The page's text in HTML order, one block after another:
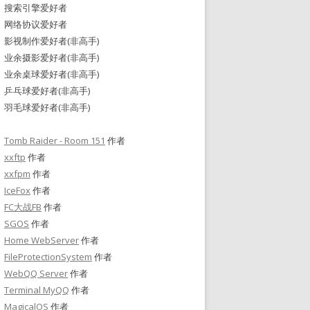
搜索引擎爱好者
网络协议爱好者
影视制作爱好者(非高手)
业余摄影爱好者(非高手)
业余桌球爱好者(非高手)
乒乓球爱好者(非高手)
羽毛球爱好者(非高手)
Tomb Raider - Room 151 作者
xxftp 作者
xxfpm 作者
IceFox作者
FC大战FB 作者
SGOS 作者
Home WebServer作者
FileProtectionSystem 作者
WebQQ Server作者
Terminal MyQQ 作者
MagicalOS 作者